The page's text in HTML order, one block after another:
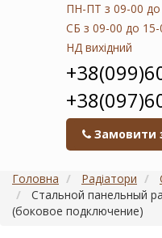
ПН-ПТ з 09-00
СБ з 09-00 до 15-
НДвихідний
Замовити
Головна Радіатори
Стальной панельный
(боковое подключение)